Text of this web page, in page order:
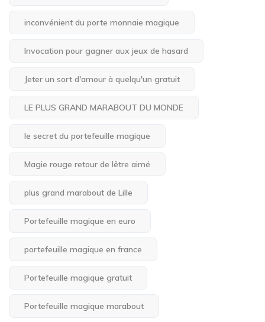
inconvénient du porte monnaie magique
Invocation pour gagner aux jeux de hasard
Jeter un sort d'amour à quelqu'un gratuit
LE PLUS GRAND MARABOUT DU MONDE
le secret du portefeuille magique
Magie rouge retour de lêtre aimé
plus grand marabout de Lille
Portefeuille magique en euro
portefeuille magique en france
Portefeuille magique gratuit
Portefeuille magique marabout